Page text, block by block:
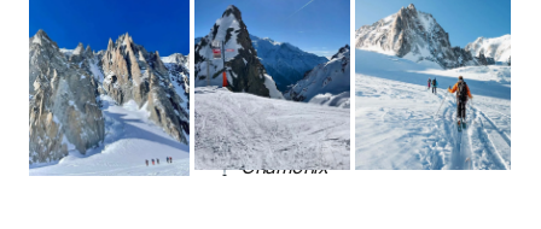
Chamonix